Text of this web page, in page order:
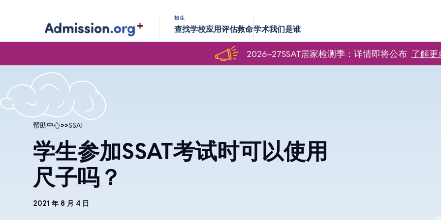
招生
查找学校应用评估救命学术我们是谁
2026–27SSAT居家检测季：详情即将公布 了解更
帮助中心>>SSAT
学生参加SSAT考试时可以使用
尺子吗？
2021 年 8 月 4 日